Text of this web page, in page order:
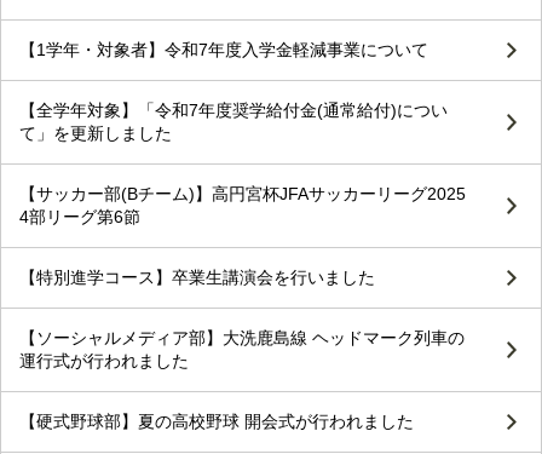
【1学年・対象者】令和7年度入学金軽減事業について
【全学年対象】「令和7年度奨学給付金(通常給付)につい
て」を更新しました
【サッカー部(Bチーム)】高円宮杯JFAサッカーリーグ2025
4部リーグ第6節
【特別進学コース】卒業生講演会を行いました
【ソーシャルメディア部】大洗鹿島線 ヘッドマーク列車の
運行式が行われました
【硬式野球部】夏の高校野球 開会式が行われました